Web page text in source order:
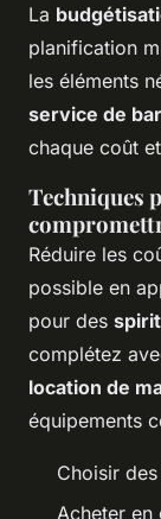
La
planification
les éléments
service de bar
chaque coût
Techniques
Réduire les
possible en
pour des
complétez
location de
équipements
Choisir
Acheter